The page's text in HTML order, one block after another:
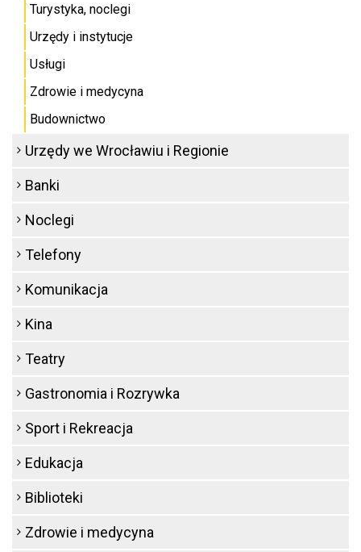
Turystyka, noclegi
Urzędy i instytucje
Usługi
Zdrowie i medycyna
Budownictwo
Urzędy we Wrocławiu i Regionie
Banki
Noclegi
Telefony
Komunikacja
Kina
Teatry
Gastronomia i Rozrywka
Sport i Rekreacja
Edukacja
Biblioteki
Zdrowie i medycyna